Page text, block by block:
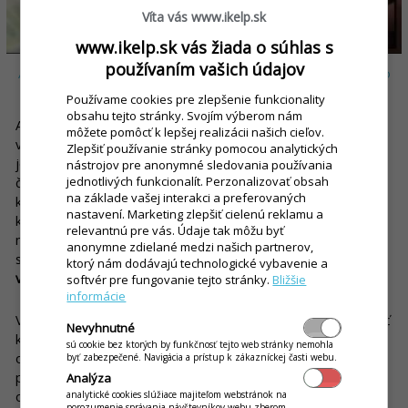
Ako funguje reštaurácia s mobilným čašníkom a ako
Ak je gastroprevádzka vybavená mobilnými čašníkmi, tak si
vaša obsluha nemusí pamätať ani zapisovať objednávky
jednotlivýchhostí. Obsluha jednoducho využije mobilného
čašníka priamo pri stole a objednávka odchádza rovno do
kuchyne, kde sa začne pracovať na jej vybavení. Všetky úkony,
ktoré čašník predtým vykonával pri bare na dotykovom PC,
môže teraz vykonávať kdekoľvek – na terase, medzi stolmi,
skrátka v rajóne.Toto riešenie je jednoduché a vhodné do
všetkých reštauračných zariadení – veľkých aj menších.
V reštauráciách bez mobilného čašníka musí obsluha odbiehať
k baru a zadávať objednávky do dotykového PC. Čašník si
objednávky musí zapisovať, alebo si ich dokonca pamätať. A
práve v tejto chvíli dochádza k najčastejším chybám pri
objednávkach, ale aj kstratám na tržbách. Čašník si niekedy
Víta vás www.ikelp.sk
www.ikelp.sk vás žiada o súhlas s
používaním vašich údajov
Používame cookies pre zlepšenie funkcionality
obsahu tejto stránky. Svojím výberom nám
môžete pomôcť k lepšej realizácii našich cieľov.
Zlepšiť používanie stránky pomocou analytických
nástrojov pre anonymné sledovania používania
jednotlivých funkcionalít. Perzonalizovať obsah
na základe vašej interakci a preferovaných
nastavení. Marketing zlepšiť cielenú reklamu a
relevantnú pre vás. Údaje tak môžu byť
anonymne zdielané medzi našich partnerov,
ktorý nám dodávajú technologické vybavenie a
softvér pre fungovanie tejto stránky.Bližšie
informácie
Nevyhnutné
sú cookie bez ktorých by funkčnosť tejto web stránky nemohla
byť zabezpečené. Navigácia a prístup k zákazníckej časti webu.
Analýza
analytické cookies slúžiace majiteľom webstránok na